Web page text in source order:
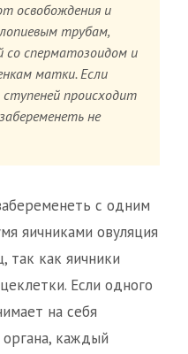
освобождения и
трубам,
со сперматозоидом и
матки. Если
происходит
не
с одним
яичниками овуляция
так как яичники
Если одного
на себя
каждый